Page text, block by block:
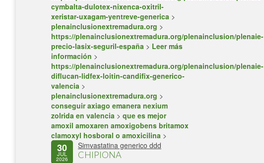
cymbalta-dulotex-nixenca-oxitril-
xeristar-uxagam-yentreve-generica >
plenainclusionextremadura.org >
https://plenainclusionextremadura.org/plenainclusion/plenaie-
precio-lasix-seguril-españa > Leer más
información >
https://plenainclusionextremadura.org/plenainclusion/plenaie-
diflucan-lidfex-loitin-candifix-generico-
valencia >
plenainclusionextremadura.org >
conseguir axiago emanera nexium
zolrida en valencia > que es mejor
amoxil amoxaren amoxigobens britamox
clamoxyl hosboral o amoxicilina >
Simvastatina generico ddd
30
JUL
2026 CHIPIONA